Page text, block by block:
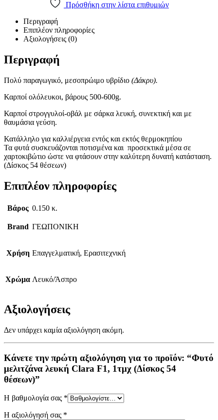
Πρόσθήκη στην λίστα επιθυμιών
Περιγραφή
Επιπλέον πληροφορίες
Αξιολογήσεις (0)
Περιγραφή
Πολύ παραγωγικό, μεσοπρώιμο υβρίδιο (Δάκρυ).
Καρποί ολόλευκοι, βάρους 500-600g.
Καρποί στρογγυλοί-οβάλ με σάρκα λευκή, συνεκτική και με
θαυμάσια γεύση.
Κατάλληλο για καλλιέργεια εντός και εκτός θερμοκηπίου
Τα φυτά συσκευάζονται ποτισμένα και προσεκτικά μέσα σε
χαρτοκιβώτιο ώστε να φτάσουν στην καλύτερη δυνατή κατάσταση.
(Δίσκος 54 θέσεων)
Επιπλέον πληροφορίες
Βάρος 0.150 κ.
Brand ΓΕΩΠΟΝΙΚΗ
Χρήση Επαγγελματική, Ερασιτεχνική
Χρώμα Λευκό/Άσπρο
Αξιολογήσεις
Δεν υπάρχει καμία αξιολόγηση ακόμη.
Κάνετε την πρώτη αξιολόγηση για το προϊόν: “Φυτό
μελιτζάνα λευκή Clara F1, 1τμχ (Δίσκος 54
θέσεων)”
Η βαθμολογία σας *
Η αξιολόγησή σας *